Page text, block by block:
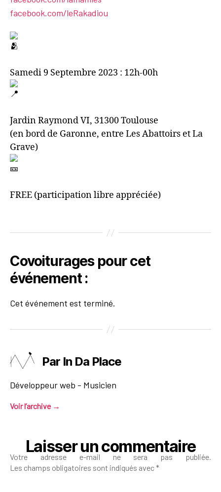
facebook.com/leRakadiou
Samedi 9 Septembre 2023 : 12h-00h
Jardin Raymond VI, 31300 Toulouse
(en bord de Garonne, entre Les Abattoirs et La
Grave)
FREE (participation libre appréciée)
Covoiturages pour cet
événement :
Cet événement est terminé.
Par In Da Place
Développeur web - Musicien
Voir l’archive →
Laisser un commentaire
Votre adresse e-mail ne sera pas publiée.
Les champs obligatoires sont indiqués avec*